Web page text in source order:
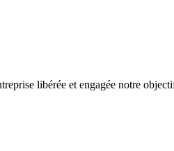
libérée et engagée notre